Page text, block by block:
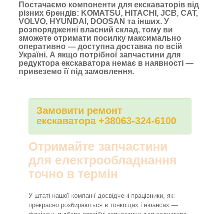
Постачаємо компоненти для екскаваторів від
різних брендів: KOMATSU, HITACHI, JCB, CAT,
VOLVO, HYUNDAI, DOOSAN та інших. У
розпорядженні власний склад, тому ви
зможете отримати посилку максимально
оперативно — доступна доставка по всій
Україні. А якщо потрібної запчастини для
редуктора екскаватора немає в наявності —
привеземо її під замовлення.
Замовити ремонт
екскаватора +38063-324-6100
Отримайте запчастини
для електрообладнання
точно в термін
У штаті нашої компанії досвідчені працівники, які
прекрасно розбираються в тонкощах і нюансах —